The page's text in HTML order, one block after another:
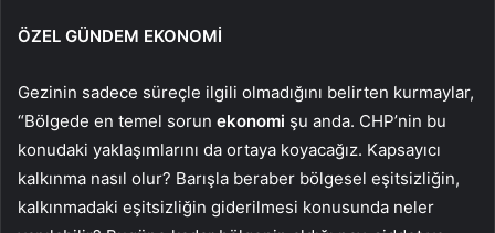
ÖZEL GÜNDEM EKONOMİ
Gezinin sadece süreçle ilgili olmadığını belirten kurmaylar,
“Bölgede en temel sorun ekonomi şu anda. CHP’nin bu
konudaki yaklaşımlarını da ortaya koyacağız. Kapsayıcı
kalkınma nasıl olur? Barışla beraber bölgesel eşitsizliğin,
kalkınmadaki eşitsizliğin giderilmesi konusunda neler